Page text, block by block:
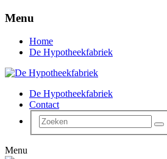
Menu
Home
De Hypotheekfabriek
De Hypotheekfabriek
Contact
Menu